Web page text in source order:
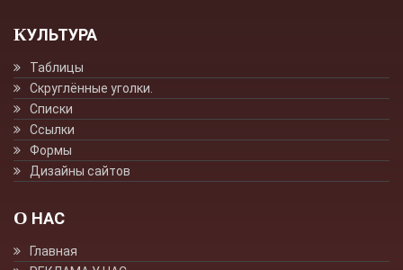
КУЛЬТУРА
Таблицы
Скруглённые уголки.
Списки
Ссылки
Формы
Дизайны сайтов
О НАС
Главная